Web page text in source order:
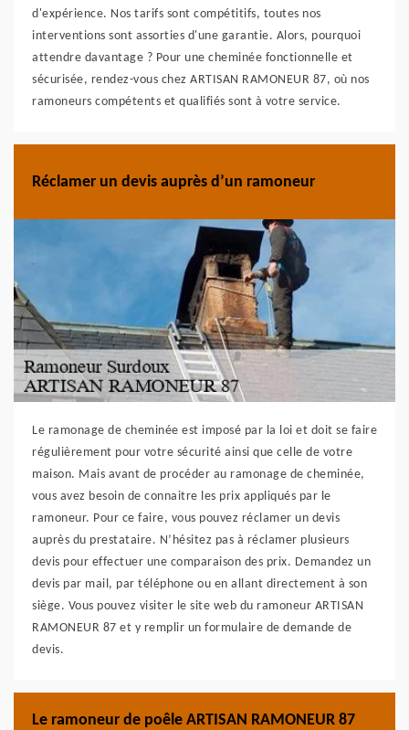
d'expérience. Nos tarifs sont compétitifs, toutes nos
interventions sont assorties d'une garantie. Alors, pourquoi
attendre davantage ? Pour une cheminée fonctionnelle et
sécurisée, rendez-vous chez ARTISAN RAMONEUR 87, où nos
ramoneurs compétents et qualifiés sont à votre service.
Réclamer un devis auprès d’un ramoneur
Le ramonage de cheminée est imposé par la loi et doit se faire
régulièrement pour votre sécurité ainsi que celle de votre
maison. Mais avant de procéder au ramonage de cheminée,
vous avez besoin de connaitre les prix appliqués par le
ramoneur. Pour ce faire, vous pouvez réclamer un devis
auprès du prestataire. N’hésitez pas à réclamer plusieurs
devis pour effectuer une comparaison des prix. Demandez un
devis par mail, par téléphone ou en allant directement à son
siège. Vous pouvez visiter le site web du ramoneur ARTISAN
RAMONEUR 87 et y remplir un formulaire de demande de
devis.
Le ramoneur de poêle ARTISAN RAMONEUR 87